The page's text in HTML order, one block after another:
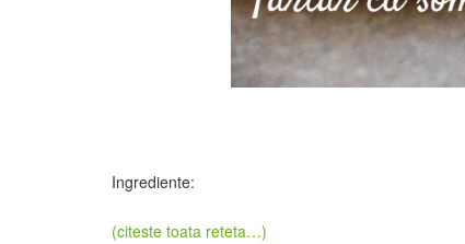
Ingrediente:
(citeste toata reteta…)